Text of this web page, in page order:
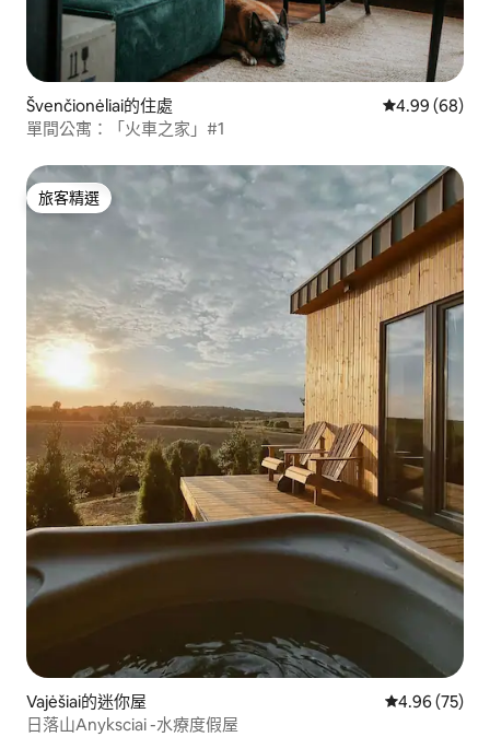
Švenčionėliai的住處 從 68 則評價
4.99 (68)
單間公寓：「火車之家」#1
旅客精選
旅客精選
Vajėšiai的迷你屋 從 75 則評價
4.96 (75)
日落山Anyksciai -水療度假屋